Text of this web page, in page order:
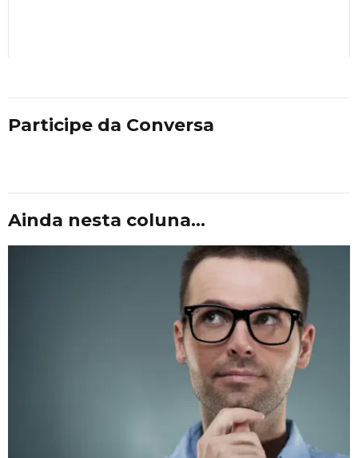
Participe da Conversa
Ainda nesta coluna...